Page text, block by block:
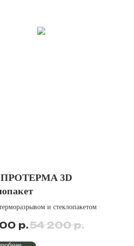
ПРОТЕРМА 3D
и стеклопакетом
р.54 200 р.